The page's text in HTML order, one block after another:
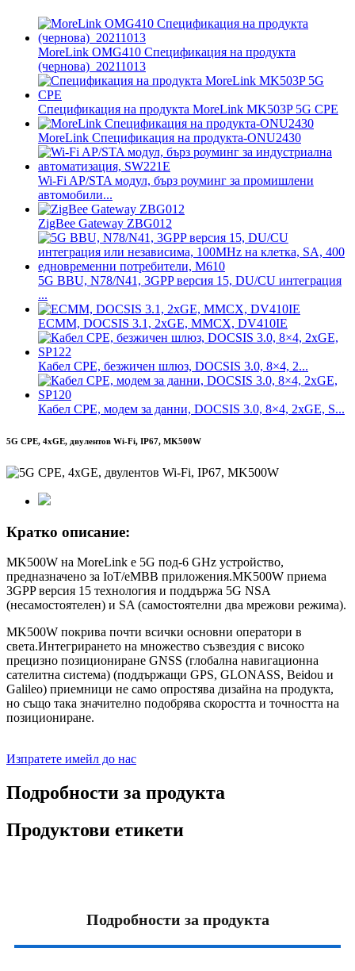
MoreLink OMG410 Спецификация на продукта
(чернова)_20211013
Спецификация на продукта MoreLink MK503P 5G CPE
MoreLink Спецификация на продукта-ONU2430
Wi-Fi AP/STA модул, бърз роуминг за промишлени
автомобили...
ZigBee Gateway ZBG012
5G BBU, N78/N41, 3GPP версия 15, DU/CU интеграция
...
ECMM, DOCSIS 3.1, 2xGE, MMCX, DV410IE
Кабел CPE, безжичен шлюз, DOCSIS 3.0, 8×4, 2...
Кабел CPE, модем за данни, DOCSIS 3.0, 8×4, 2xGE, S...
5G CPE, 4xGE, двулентов Wi-Fi, IP67, MK500W
Кратко описание:
MK500W на MoreLink е 5G под-6 GHz устройство,
предназначено за IoT/eMBB приложения.MK500W приема
3GPP версия 15 технология и поддържа 5G NSA
(несамостоятелен) и SA (самостоятелни два мрежови режима).
MK500W покрива почти всички основни оператори в
света.Интегрирането на множество съзвездия с високо
прецизно позициониране GNSS (глобална навигационна
сателитна система) (поддържащи GPS, GLONASS, Beidou и
Galileo) приемници не само опростява дизайна на продукта,
но също така значително подобрява скоростта и точността на
позициониране.
Изпратете имейл до нас
Подробности за продукта
Продуктови етикети
Подробности за продукта